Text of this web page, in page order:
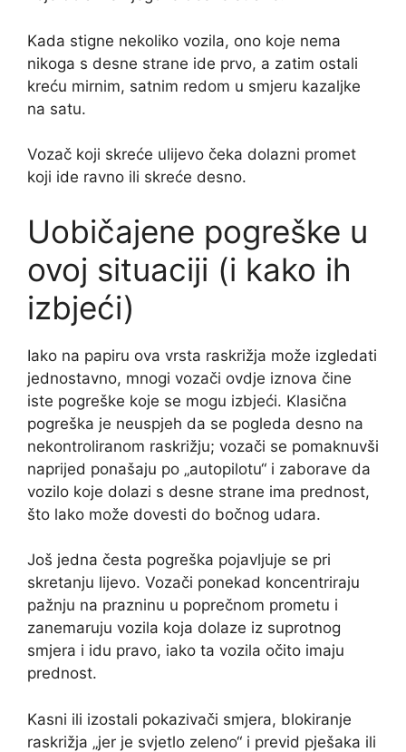
Kada stigne nekoliko vozila, ono koje nema
nikoga s desne strane ide prvo, a zatim ostali
kreću mirnim, satnim redom u smjeru kazaljke
na satu.
Vozač koji skreće ulijevo čeka dolazni promet
koji ide ravno ili skreće desno.
Uobičajene pogreške u
ovoj situaciji (i kako ih
izbjeći)
Iako na papiru ova vrsta raskrižja može izgledati
jednostavno, mnogi vozači ovdje iznova čine
iste pogreške koje se mogu izbjeći. Klasična
pogreška je neuspjeh da se pogleda desno na
nekontroliranom raskrižju; vozači se pomaknuvši
naprijed ponašaju po „autopilotu“ i zaborave da
vozilo koje dolazi s desne strane ima prednost,
što lako može dovesti do bočnog udara.
Još jedna česta pogreška pojavljuje se pri
skretanju lijevo. Vozači ponekad koncentriraju
pažnju na prazninu u poprečnom prometu i
zanemaruju vozila koja dolaze iz suprotnog
smjera i idu pravo, iako ta vozila očito imaju
prednost.
Kasni ili izostali pokazivači smjera, blokiranje
raskrižja „jer je svjetlo zeleno“ i previd pješaka ili